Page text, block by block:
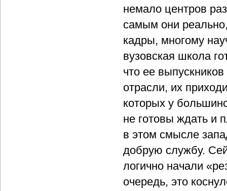
немало центров
самым они
кадры, многому
вузовская школа
что ее
отрасли, их
которых у
не готовы ждать и
в этом смысле
добрую службу.
логично начали
очередь, это